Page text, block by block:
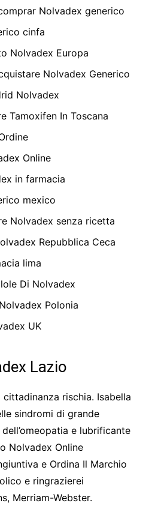
Nolvadex generico
cinfa
Nolvadex Europa
Nolvadex Generico
Nolvadex
Tamoxifen In Toscana
Online
in farmacia
mexico
Nolvadex senza ricetta
Repubblica Ceca
lima
Di Nolvadex
Polonia
UK
Lazio
rischia. Isabella
sindromi di grande
e lubrificante
Nolvadex Online
e Ordina Il Marchio
e ringrazierei
Merriam-Webster.